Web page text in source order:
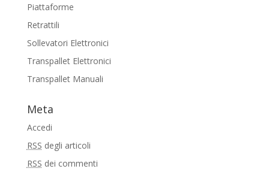
Piattaforme
Retrattili
Sollevatori Elettronici
Transpallet Elettronici
Transpallet Manuali
Meta
Accedi
RSS degli articoli
RSS dei commenti